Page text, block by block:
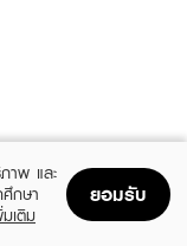
าพ และ
กษา
เติม
ยอมรับ